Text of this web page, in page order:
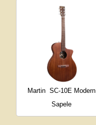
Martin SC-10E Modern
Sapele